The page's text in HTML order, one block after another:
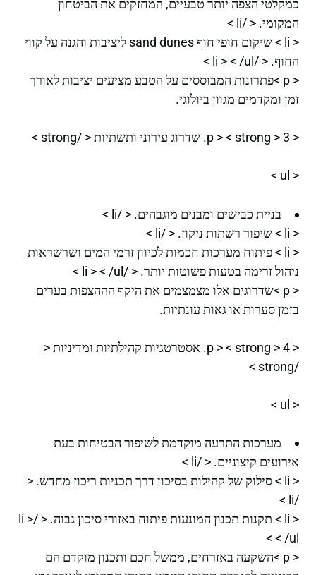
כמקלטי הצפה יותר טבעיים, המחזקים את הביטחון
המקומי. < /li >
< li > שיקום חופי חוף sand dunes ליציבות והגנה על קווי
החוף. < /li > < /ul >
< p >פתרונות המבוססים על הטבע מציעים יציבות לאורך
זמן ומקדמים מגוון ביולוגי.
< p > < strong > 3. שדרוג עירוני ותשתיות < /strong >
< ul >
בניית כבישים ומבנים מוגבהים. < /li >
< li > שיפור רשתות ניקוז. < /li >
< li > פיתוח מערכות חכמות לכיוון זרמי המים ושרשראות
ניהול זרימה בטעות פשוטות יותר. < /li > < /ul >
< p >שדרוגים אלו מצמצמים את היקף הההצפות בערים
בזמן סערות או גאות עונתיות.
< p > < strong > 4. אסטרטגיות קהילתיות ומדיניות <
/strong >
< ul >
מערכות התרעה מוקדמת לשיפור הבטיחות בעת
אירועים קיצוניים. < /li >
< li > סילוק של קהילות בסיכון דרך תכניות ריכוז מחדש. <
/li >
< li > תקנות תכנון המונעות פיתוח באזורי סיכון גבוה. < /li >
< /ul >
< p >השקעה באזרחים, ממשל חכם ותכנון מוקדם הם